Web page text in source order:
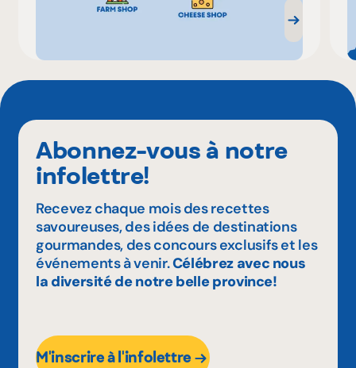
Abonnez-vous à notre
infolettre!
Recevez chaque mois des recettes
savoureuses, des idées de destinations
gourmandes, des concours exclusifs et les
événements à venir.Célébrez avec nous
la diversité de notre belle province!
M'inscrire à l'infolettre